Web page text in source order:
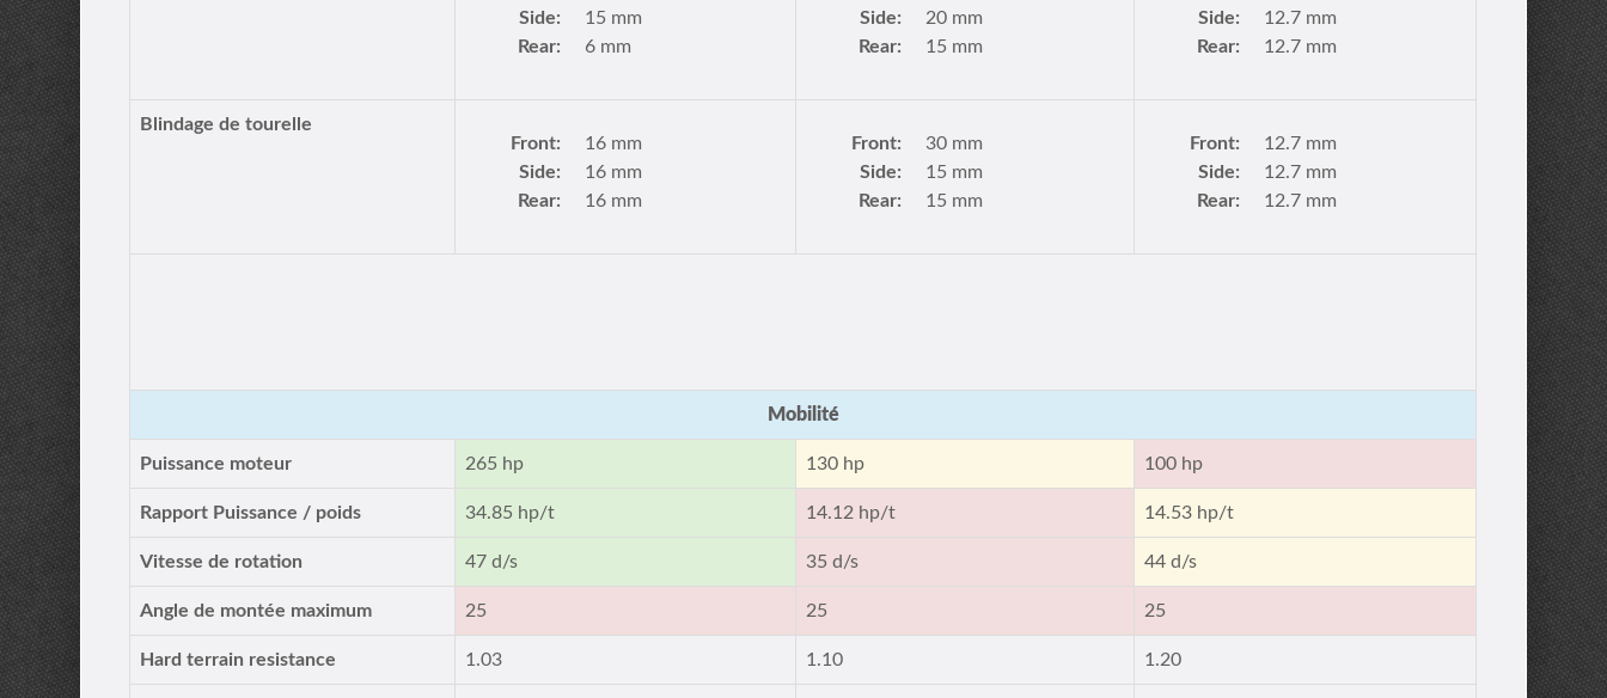
Side:
15 mm
Rear:
6 mm
Side:
20 mm
Rear:
15 mm
Side:
12.7 mm
Rear:
12.7 mm
Blindage de tourelle
Front:
16 mm
Side:
16 mm
Rear:
16 mm
Front:
30 mm
Side:
15 mm
Rear:
15 mm
Front:
12.7 mm
Side:
12.7 mm
Rear:
12.7 mm
Mobilité
Puissance moteur 265 hp 130 hp 100 hp
Rapport Puissance / poids 34.85 hp/t 14.12 hp/t 14.53 hp/t
Vitesse de rotation 47 d/s 35 d/s 44 d/s
Angle de montée maximum 25 25 25
Hard terrain resistance 1.03 1.10 1.20